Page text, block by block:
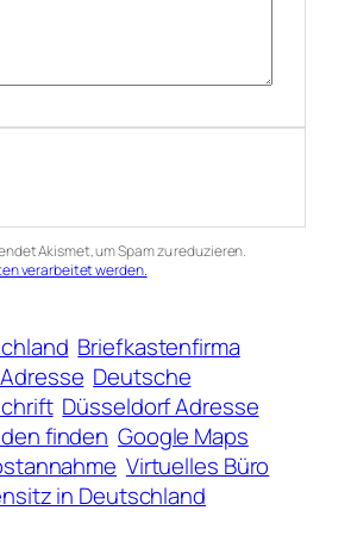
Akismet, um Spam zu reduzieren.
verarbeitet werden.
Briefkastenfirma
Deutsche
Düsseldorf Adresse
finden Google Maps
Virtuelles Büro
in Deutschland